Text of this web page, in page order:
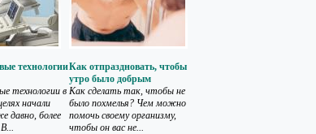
технологии
технологии в
начали
давно, более
Как отпраздновать, чтобы
утро было добрым
Как сделать так, чтобы не
было похмелья? Чем можно
помочь своему организму,
чтобы он вас не...